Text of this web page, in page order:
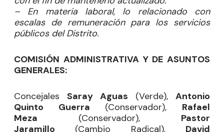
– En materia laboral, lo relacionado con
escalas de remuneración para los servicios
públicos del Distrito.
COMISIÓN ADMINISTRATIVA Y DE ASUNTOS
GENERALES:
Concejales Saray Aguas (Verde), Antonio
Quinto Guerra (Conservador), Rafael
Meza (Conservador), Pastor
Jaramillo (Cambio Radical), David